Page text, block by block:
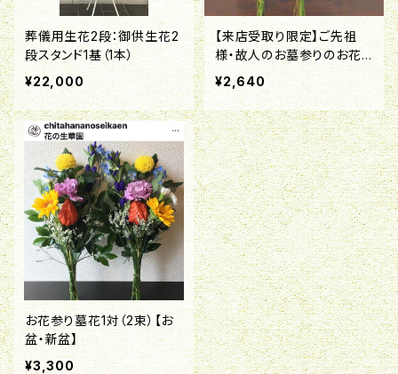
葬儀用生花2段：御供生花2
段スタンド1基（1本）
¥22,000
【来店受取り限定】ご先祖
様・故人のお墓参りのお花1
対 【お盆・新盆の供花】
¥2,640
お花参り墓花1対（2束）【お
盆・新盆】
¥3,300